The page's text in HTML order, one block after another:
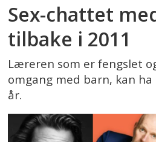
Sex-chattet
tilbake i 2011
Læreren som er fengslet
omgang med barn, kan
år.